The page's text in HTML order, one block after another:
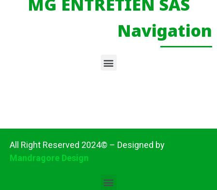
MG ENTRETIEN SAS
Navigation
All Right Reserved 2024© – Designed by
Mandragore Design